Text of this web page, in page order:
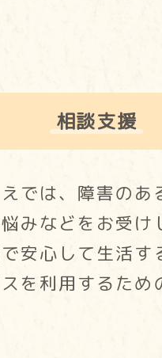
相談支援
では、障害のあ
みなどをお受け
安心して生活す
を利用するため